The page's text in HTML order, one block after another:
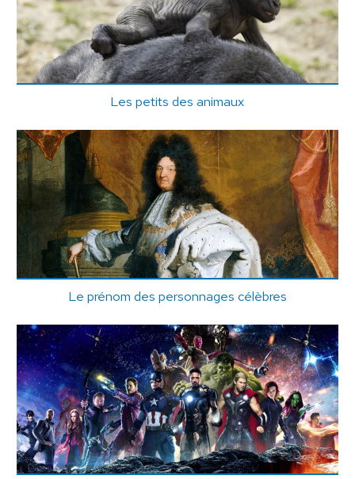
Les petits des animaux
Le prénom des personnages célèbres